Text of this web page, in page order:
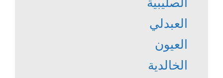
العبدلي
العيون
الخالدية